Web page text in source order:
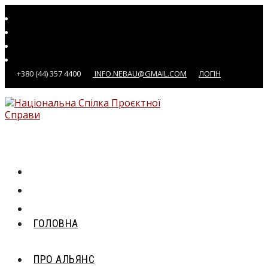
до
вмісту
+380 (44) 357 4400 INFO.NEBAU@GMAIL.COM ЛОГІН
ГОЛОВНА
ПРО АЛЬЯНС